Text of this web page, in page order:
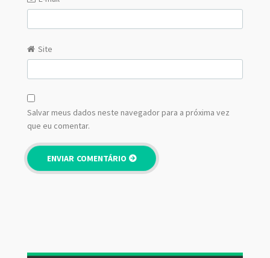
Site
Salvar meus dados neste navegador para a próxima vez
que eu comentar.